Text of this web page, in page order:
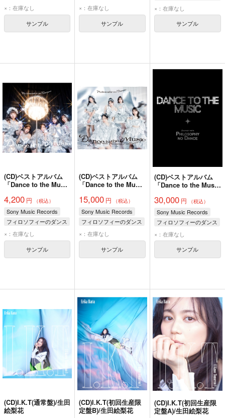
×：在庫なし
サンプル
×：在庫なし
サンプル
×：在庫なし
サンプル
(CD)ベストアルバム
「Dance to the Music
Philosophy no
Dance～」(通常盤)/フ
ィロソフィーのダンス
4,200 円 （税込）
Sony Music Records
フィロソフィーのダンス
×：在庫なし
サンプル
(CD)ベストアルバム
「Dance to the Music
Philosophy no
Dance～」(初回生産
限定盤)/フィロソフィ
ーのダンス
15,000 円 （税込）
Sony Music Records
フィロソフィーのダンス
×：在庫なし
サンプル
(CD)ベストアルバム
「Dance to the Music
Philosophy no Dance
～」(完全生産限定盤)/
フィロソフィーのダン
ス
30,000円 （税込）
Sony Music Records
フィロソフィーのダンス
×：在庫なし
サンプル
(CD)I.K.T(通常盤)/生田
絵梨花
(CD)I.K.T(初回生産限
定盤B)/生田絵梨花
(CD)I.K.T(初回生産限
定盤A)/生田絵梨花